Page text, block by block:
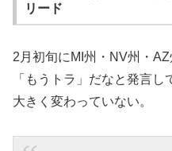
リード
2月初旬にMI州・NV州・
「もうトラ」だなと発言
大きく変わっていない。